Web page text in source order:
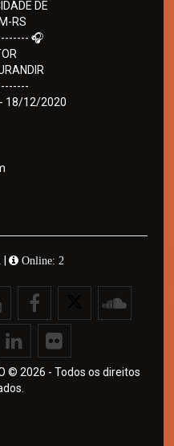
DE
RS
🎧
18/12/2020
| Online: 2
© 2026 - Todos os direitos